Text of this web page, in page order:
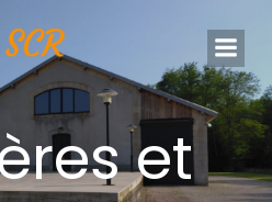
au
contenu
et